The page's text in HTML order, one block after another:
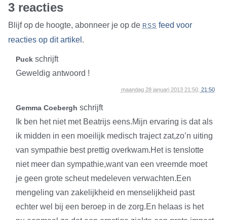
3 reacties
Blijf op de hoogte, abonneer je op de RSS feed voor
reacties op dit artikel .
Puck schrijft
Geweldig antwoord !
maandag 28 januari 2013 21:50, 21:50
Gemma Coebergh schrijft
Ik ben het niet met Beatrijs eens.Mijn ervaring is dat als
ik midden in een moeilijk medisch traject zat,zo’n uiting
van sympathie best prettig overkwam.Het is tenslotte
niet meer dan sympathie,want van een vreemde moet
je geen grote scheut medeleven verwachten.Een
mengeling van zakelijkheid en menselijkheid past
echter wel bij een beroep in de zorg.En helaas is het